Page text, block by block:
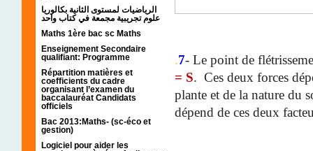
الرياضيات لمستوى الثانية بكالوريا
علوم تجريبية مجمعة في كتاب واحد
Maths 1ère bac sc Maths
Enseignement Secondaire
qualifiant: Programme
Répartition matières et
coefficients du cadre
organisant l’examen du
baccalauréat Candidats
officiels
Bac 2013:Maths- (sc-éco et
gestion)
Logiciel pour aider les
.7- Le point de
= S. Ces deux forces
plante et de la nature du
dépend de ces deux